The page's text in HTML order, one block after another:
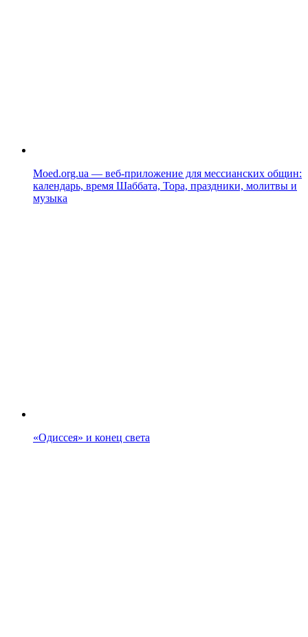
Moed.org.ua — веб-приложение для мессианских общин:
календарь, время Шаббата, Тора, праздники, молитвы и
музыка
«Одиссея» и конец света